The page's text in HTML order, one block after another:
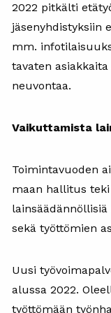
2022 pitkälti
jäsenyhdistyksiin
mm.
tavaten
neuvontaa.
Vaikuttamista
Toimintavuoden
maan hallitus
sekä työttömien
Uusi
alussa 2022.
työttömään